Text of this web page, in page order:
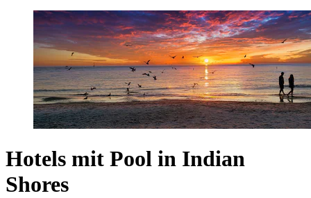
Hotels mit Pool in Indian
Shores